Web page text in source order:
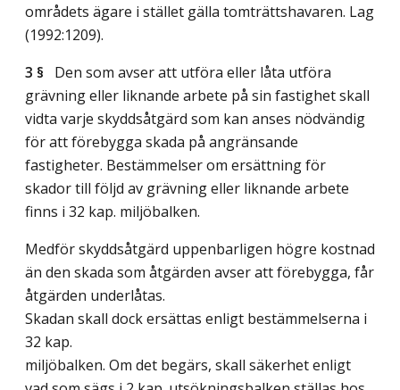
områdets ägare i stället gälla tomträttshavaren. Lag
(1992:1209).
3 § Den som avser att utföra eller låta utföra
grävning eller liknande arbete på sin fastighet skall
vidta varje skyddsåtgärd som kan anses nödvändig
för att förebygga skada på angränsande
fastigheter. Bestämmelser om ersättning för
skador till följd av grävning eller liknande arbete
finns i 32 kap. miljöbalken.
Medför skyddsåtgärd uppenbarligen högre kostnad
än den skada som åtgärden avser att förebygga, får
åtgärden underlåtas.
Skadan skall dock ersättas enligt bestämmelserna i
32 kap.
miljöbalken. Om det begärs, skall säkerhet enligt